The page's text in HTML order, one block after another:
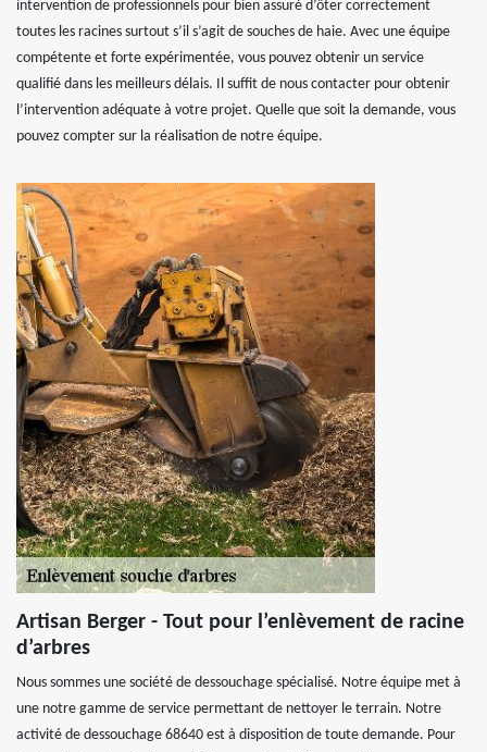
intervention de professionnels pour bien assuré d’ôter correctement
toutes les racines surtout s’il s’agit de souches de haie. Avec une équipe
compétente et forte expérimentée, vous pouvez obtenir un service
qualifié dans les meilleurs délais. Il suffit de nous contacter pour obtenir
l’intervention adéquate à votre projet. Quelle que soit la demande, vous
pouvez compter sur la réalisation de notre équipe.
Artisan Berger - Tout pour l’enlèvement de racine
d’arbres
Nous sommes une société de dessouchage spécialisé. Notre équipe met à
une notre gamme de service permettant de nettoyer le terrain. Notre
activité de dessouchage 68640 est à disposition de toute demande. Pour